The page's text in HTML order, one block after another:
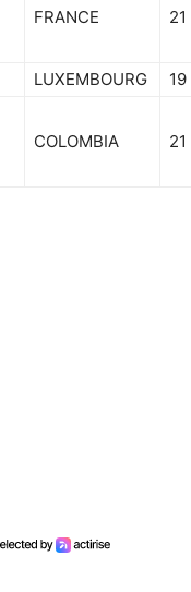
FRANCE 21
LUXEMBOURG 19
COLOMBIA 21